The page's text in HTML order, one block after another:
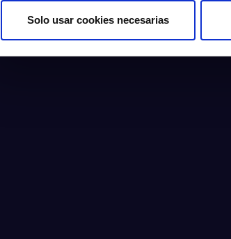
Solo usar cookies necesarias